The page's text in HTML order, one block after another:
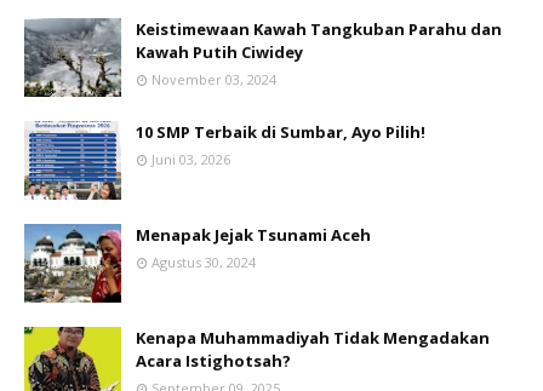
Keistimewaan Kawah Tangkuban Parahu dan
Kawah Putih Ciwidey
November 03, 2024
10 SMP Terbaik di Sumbar, Ayo Pilih!
Juni 03, 2026
Menapak Jejak Tsunami Aceh
Agustus 30, 2024
Kenapa Muhammadiyah Tidak Mengadakan
Acara Istighotsah?